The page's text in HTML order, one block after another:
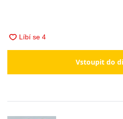
Vstoupit do